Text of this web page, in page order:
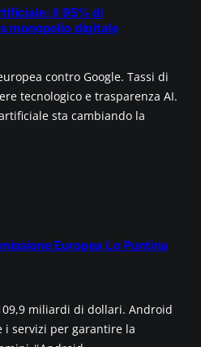
il 95% di
monopolio digitale
contro Google. Tassi di
tecnologico e trasparenza AI.
sta cambiando la
Europea Lo Puntina
miliardi di dollari. Android
i servizi per garantire la